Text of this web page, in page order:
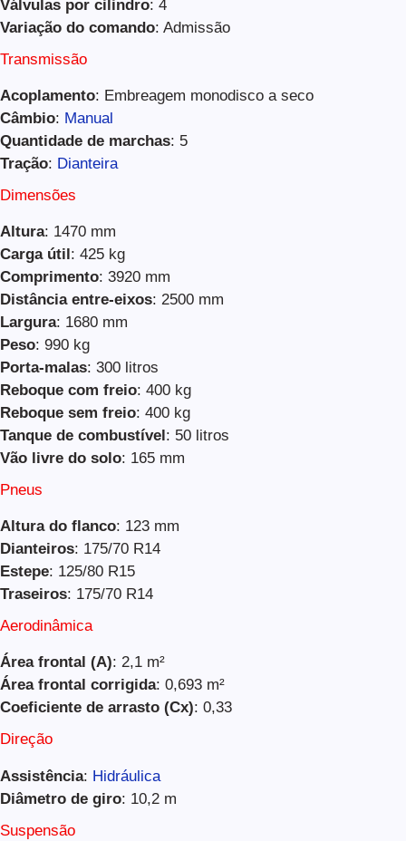
Válvulas por cilindro: 4
Variação do comando: Admissão
Transmissão
Acoplamento: Embreagem monodisco a seco
Câmbio: Manual
Quantidade de marchas: 5
Tração: Dianteira
Dimensões
Altura: 1470 mm
Carga útil : 425 kg
Comprimento: 3920 mm
Distância entre-eixos: 2500 mm
Largura: 1680 mm
Peso: 990 kg
Porta-malas: 300 litros
Reboque com freio: 400 kg
Reboque sem freio: 400 kg
Tanque de combustível : 50 litros
Vão livre do solo: 165 mm
Pneus
Altura do flanco: 123 mm
Dianteiros: 175/70 R14
Estepe: 125/80 R15
Traseiros: 175/70 R14
Aerodinâmica
Área frontal (A): 2,1 m²
Área frontal corrigida: 0,693 m²
Coeficiente de arrasto (Cx): 0,33
Direção
Assistência: Hidráulica
Diâmetro de giro: 10,2 m
Suspensão